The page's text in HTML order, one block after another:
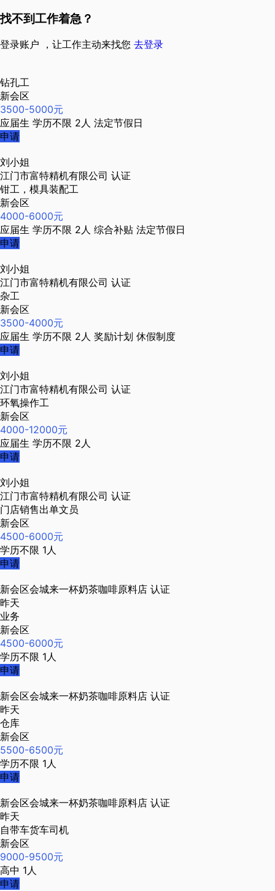
找不到工作着急？
登录账户 ，让工作主动来找您 去登录
钻孔工
新会区
3500-5000元
应届生 学历不限 2人 法定节假日
申请
刘小姐
江门市富特精机有限公司 认证
钳工，模具装配工
新会区
4000-6000元
应届生 学历不限 2人 综合补贴 法定节假日
申请
刘小姐
江门市富特精机有限公司 认证
杂工
新会区
3500-4000元
应届生 学历不限 2人 奖励计划 休假制度
申请
刘小姐
江门市富特精机有限公司 认证
环氧操作工
新会区
4000-12000元
应届生 学历不限 2人
申请
刘小姐
江门市富特精机有限公司 认证
门店销售出单文员
新会区
4500-6000元
学历不限 1人
申请
新会区会城来一杯奶茶咖啡原料店 认证
昨天
业务
新会区
4500-6000元
学历不限 1人
申请
新会区会城来一杯奶茶咖啡原料店 认证
昨天
仓库
新会区
5500-6500元
学历不限 1人
申请
新会区会城来一杯奶茶咖啡原料店 认证
昨天
自带车货车司机
新会区
9000-9500元
高中 1人
申请